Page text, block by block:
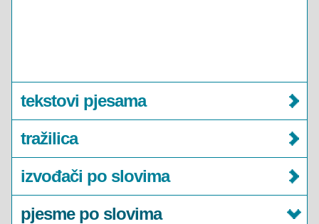
tekstovi pjesama
tražilica
izvođači po slovima
pjesme po slovima